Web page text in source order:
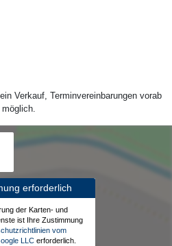
Verkauf, Terminvereinbarungen vorab
möglich.
erforderlich
der Karten- und
ist Ihre Zustimmung
vom
LLC erforderlich.